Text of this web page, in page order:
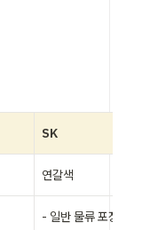
SK
연갈색
- 일반 물류 포장